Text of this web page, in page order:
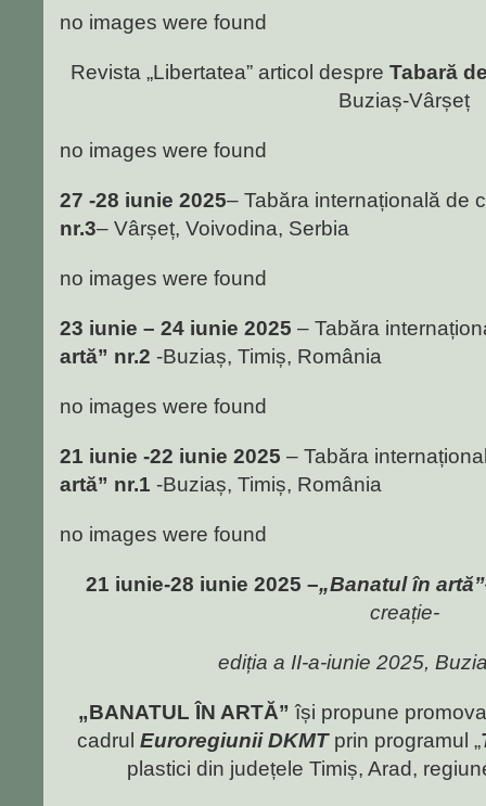
no images were found
Revista „Libertatea” articol despre Tabară
Buziaș-Vârșeț
no images were found
27 -28 iunie 2025– Tabăra internațională de
nr.3– Vârșeț, Voivodina, Serbia
no images were found
23 iunie – 24 iunie 2025 – Tabăra
artă” nr.2 -Buziaș, Timiș, România
no images were found
21 iunie -22 iunie 2025 – Tabăra
artă” nr.1 -Buziaș, Timiș, România
no images were found
21 iunie-28 iunie 2025 –„Banatul în artă”
creație-
ediția a II-a-iunie 2025,
„BANATUL ÎN ARTĂ” își propune
cadrul Euroregiunii DKMTprin programul „
plastici din județele Timiș, Arad,